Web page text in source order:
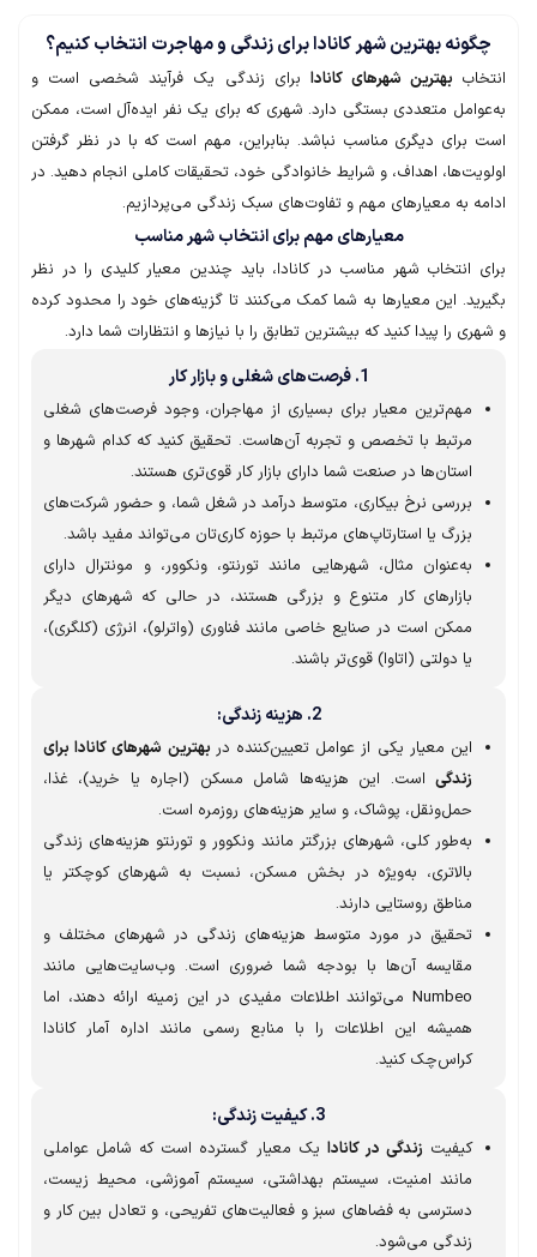
بهترین شهر کانادا برای زندگی و مهاجرت انتخاب کنیم؟
بهترین شهرهای کانادابرای زندگی یک فرآیند شخصی است و
متعددی بستگی دارد. شهری که برای یک نفر ایده‌آل است، ممکن
دیگری مناسب نباشد. بنابراین، مهم است که با در نظر گرفتن
اهداف، و شرایط خانوادگی خود، تحقیقات کاملی انجام دهید. در
به معیارهای مهم و تفاوت‌های سبک زندگی می‌پردازیم.
معیارهای مهم برای انتخاب شهر مناسب
انتخاب شهر مناسب در کانادا، باید چندین معیار کلیدی را در نظر
این معیارها به شما کمک می‌کنند تا گزینه‌های خود را محدود کرده
را پیدا کنید که بیشترین تطابق را با نیازها و انتظارات شما دارد.
مهم‌ترین معیار برای بسیاری از مهاجران، وجود فرصت‌های شغلی
مرتبط با تخصص و تجربه آن‌هاست. تحقیق کنید که کدام شهرها و
استان‌ها در صنعت شما دارای بازار کار قوی‌تری هستند.
بررسی نرخ بیکاری، متوسط درآمد در شغل شما، و حضور شرکت‌های
بزرگ یا استارتاپ‌های مرتبط با حوزه کاری‌تان می‌تواند مفید باشد.
به‌عنوان مثال، شهرهایی مانند تورنتو، ونکوور، و مونترال دارای
بازارهای کار متنوع و بزرگی هستند، در حالی که شهرهای دیگر
ممکن است در صنایع خاصی مانند فناوری (واترلو)، انرژی (کلگری)،
یا دولتی (اتاوا) قوی‌تر باشند.
این معیار یکی از عوامل تعیین‌کننده دربهترین شهرهای کانادا برای
است. این هزینه‌ها شامل مسکن (اجاره یا خرید)، غذا،
حمل‌ونقل، پوشاک، و سایر هزینه‌های روزمره است.
به‌طور کلی، شهرهای بزرگتر مانند ونکوور و تورنتو هزینه‌های زندگی
بالاتری، به‌ویژه در بخش مسکن، نسبت به شهرهای کوچکتر یا
مناطق روستایی دارند.
تحقیق در مورد متوسط هزینه‌های زندگی در شهرهای مختلف و
مقایسه آن‌ها با بودجه شما ضروری است. وب‌سایت‌هایی مانند
Numbeo می‌توانند اطلاعات مفیدی در این زمینه ارائه دهند، اما
همیشه این اطلاعات را با منابع رسمی مانند اداره آمار کانادا
کراس‌چک کنید.
کیفیت زندگی در کانادا یک معیار گسترده است که شامل عواملی
مانند امنیت، سیستم بهداشتی، سیستم آموزشی، محیط زیست،
دسترسی به فضاهای سبز و فعالیت‌های تفریحی، و تعادل بین کار و
زندگی می‌شود.